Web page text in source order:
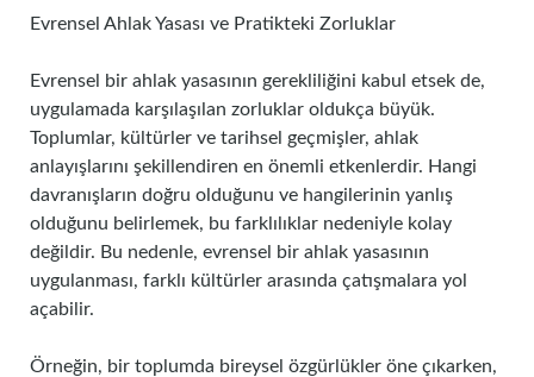
Evrensel Ahlak Yasası ve Pratikteki Zorluklar
Evrensel bir ahlak yasasının gerekliliğini kabul etsek de,
uygulamada karşılaşılan zorluklar oldukça büyük.
Toplumlar, kültürler ve tarihsel geçmişler, ahlak
anlayışlarını şekillendiren en önemli etkenlerdir. Hangi
davranışların doğru olduğunu ve hangilerinin yanlış
olduğunu belirlemek, bu farklılıklar nedeniyle kolay
değildir. Bu nedenle, evrensel bir ahlak yasasının
uygulanması, farklı kültürler arasında çatışmalara yol
açabilir.
Örneğin, bir toplumda bireysel özgürlükler öne çıkarken,